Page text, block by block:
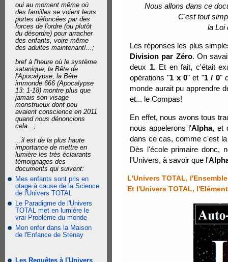
oui au moment même où
des familles se voient leurs
portes défoncées par des
forces de l'ordre (ou plutôt
du désordre) pour arracher
des enfants, voire même
des adultes maintenant!...;
bref à l'heure où le système
satanique, la Bête de
l'Apocalypse, la Bête
immonde 666 (Apocalypse
13: 1-18) montre plus que
jamais son visage
monstrueux dont peu
avaient conscience en 2011
quand nous dénoncions
cela...;
...il est de la plus haute
importance de mettre en
lumière les très éclairants
témoignages des
documents qui suivent:
Mes enfants sont pris en
otage à cause de la Science
de l'Univers TOTAL
Le Paradigme de l'Univers
TOTAL met en lumière le
vrai Problème du monde
Mon enfer dans la Maison
de l'Enfance de Stenay
Les Requêtes à l'Univers
Nous allons dans ce
C'est tout
la Loi
Les réponses les plus
Division par Zéro. On
deux 1. Et en fait, c'était
opérations "1 x 0" et "1 / 0"
monde aurait pu apprendre
et... le Compas!
En effet, nous avons tous
nous appelerons l'Alpha, et
dans ce cas, comme c'est
Dès l'école primaire donc,
l'Univers, à savoir que l'
L'Univers TOTAL,
Et l'Univers TOTAL,